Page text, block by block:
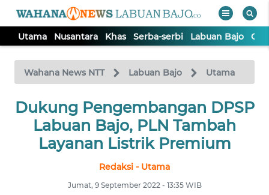
Utama Nusantara Khas Serba-serbi Labuan Bajo
Wahana News NTT Labuan Bajo Utama
Dukung Pengembangan DPSP
Labuan Bajo, PLN Tambah
Layanan Listrik Premium
Redaksi - Utama
Jumat, 9 September 2022 - 13:35 WIB
TV
Tutup
UTAMA
NUSANTARA